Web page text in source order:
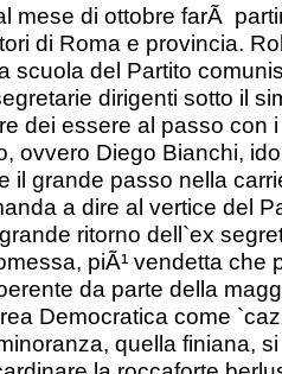
mese di ottobre farÃ
di Roma e provincia.
scuola del Partito
dirigenti sotto il
dei essere al passo con
ovvero Diego Bianchi,
il grande passo nella
a dire al vertice del
ritorno dell`ex
piÃ¹ vendetta che
da parte della
Democratica come
quella finiana,